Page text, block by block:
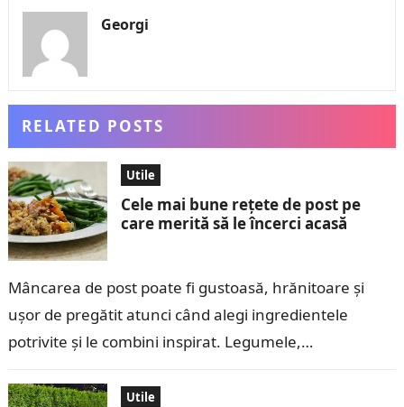
Georgi
RELATED POSTS
Utile
Cele mai bune rețete de post pe
care merită să le încerci acasă
Mâncarea de post poate fi gustoasă, hrănitoare și
ușor de pregătit atunci când alegi ingredientele
potrivite și le combini inspirat. Legumele,
suficiente…
Utile